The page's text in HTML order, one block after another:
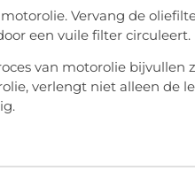
Vervang de
een vuile filter circuleert.
van motorolie bijvullen
verlengt niet alleen de